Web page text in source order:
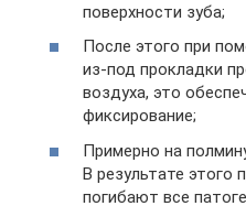
поверхности зуба;
После этого при
из-под прокладки
воздуха, это
фиксирование;
Примерно на
В результате этого
погибают все